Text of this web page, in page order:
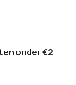
onder €2